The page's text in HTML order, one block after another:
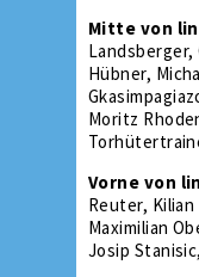
Mitte von
Hübner,
Moritz
Vorne von
Reuter,
Maximilian
Josip